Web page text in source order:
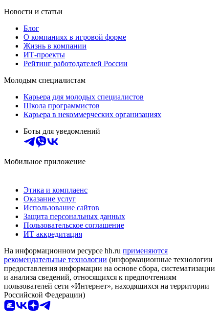
Новости и статьи
Блог
О компаниях в игровой форме
Жизнь в компании
ИТ-проекты
Рейтинг работодателей России
Молодым специалистам
Карьера для молодых специалистов
Школа программистов
Карьера в некоммерческих организациях
Боты для уведомлений
Мобильное приложение
Этика и комплаенс
Оказание услуг
Использование сайтов
Защита персональных данных
Пользовательское соглашение
ИТ аккредитация
На информационном ресурсе hh.ru применяются
рекомендательные технологии (информационные технологии
предоставления информации на основе сбора, систематизации
и анализа сведений, относящихся к предпочтениям
пользователей сети «Интернет», находящихся на территории
Российской Федерации)